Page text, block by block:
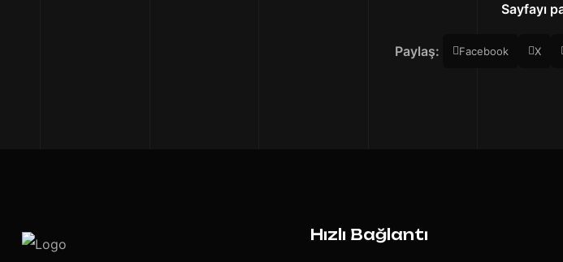
Sayfayı
Paylaş: Facebook X
Hızlı Bağlantı